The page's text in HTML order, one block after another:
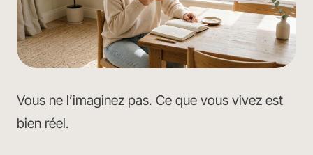
Vous ne l’imaginez pas. Ce que vous vivez est
bien réel.